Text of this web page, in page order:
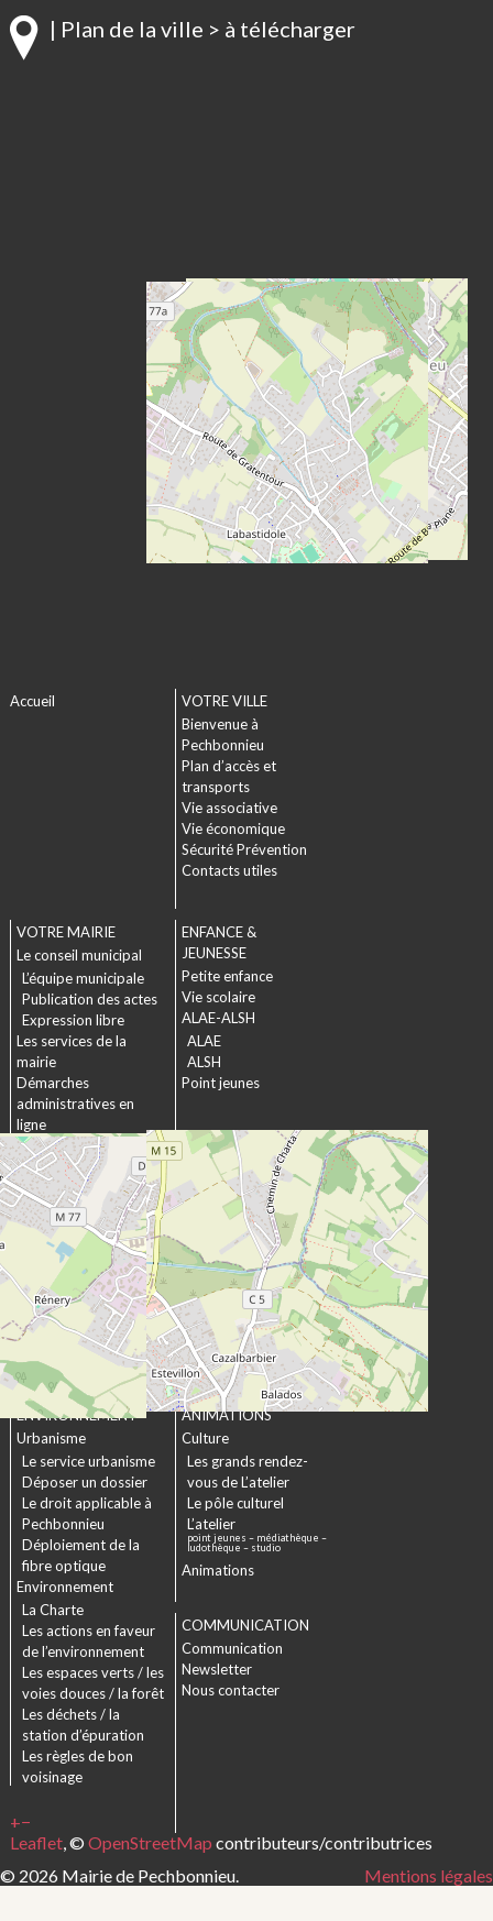
| Plan de la ville > à télécharger
+−
Leaflet, © OpenStreetMap contributeurs/contributrices
Accueil
VOTRE VILLE
Bienvenue à
Pechbonnieu
Plan d’accès et
transports
Vie associative
Vie économique
Sécurité Prévention
Contacts utiles
VOTRE MAIRIE
Le conseil municipal
L’équipe municipale
Publication des actes
Expression libre
Les services de la
mairie
Démarches
administratives en
ligne
Formulaires
Marchés publics
ENFANCE &
JEUNESSE
Petite enfance
Vie scolaire
ALAE-ALSH
ALAE
ALSH
Point jeunes
SOCIAL &
SOLIDARITÉ
Actions municipales
La commission
intergénérationnelle
Maison de retraite La
chartreuse
Les établissements
médico-sociaux
Projet Se Canto
URBANISME &
ENVIRONNEMENT
Urbanisme
Le service urbanisme
Déposer un dossier
Le droit applicable à
Pechbonnieu
Déploiement de la
fibre optique
Environnement
La Charte
Les actions en faveur
de l’environnement
Les espaces verts / les
voies douces / la forêt
Les déchets / la
station d’épuration
Les règles de bon
voisinage
CULTURE &
ANIMATIONS
Culture
Les grands rendez-
vous de L’atelier
Le pôle culturel
L’atelier
point jeunes – médiathèque –
ludothèque – studio
Animations
COMMUNICATION
Communication
Newsletter
Nous contacter
© 2026 Mairie de Pechbonnieu. Mentions légales